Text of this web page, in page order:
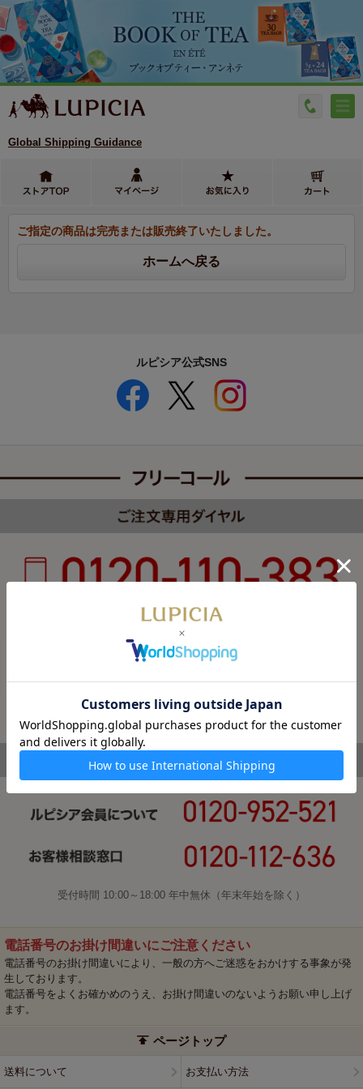
Global Shipping Guidance
ご指定の商品は完売または販売終了いたしました。
ルピシア公式SNS
カスタマーハラスメントについて
受付時間 10:00～18:00 年中無休（年末年始を除く）
電話番号のお掛け間違いにご注意ください
電話番号のお掛け間違いにより、一般の方へご迷惑をおかけする事象が発
生しております。
電話番号をよくお確かめのうえ、お掛け間違いのないようお願い申し上げ
ます。
ページトップ
送料について お支払い方法